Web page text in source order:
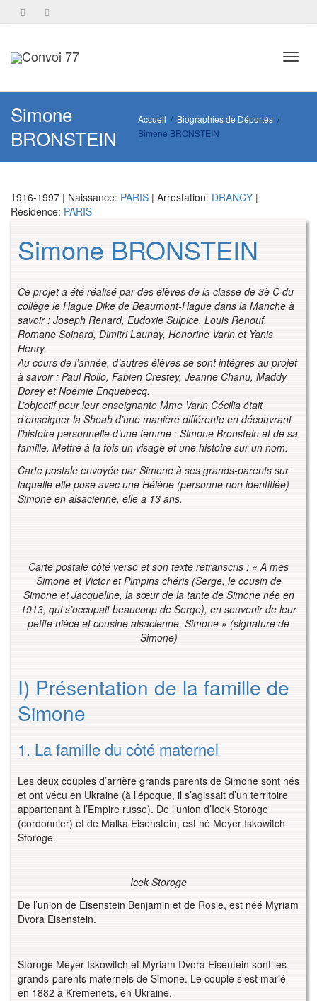
Simone
BRONSTEIN
Accueil
Biographies de Déportés
Simone BRONSTEIN
1916-1997 | Naissance: PARIS | Arrestation: DRANCY |
Résidence: PARIS
Simone BRONSTEIN
Ce projet a été réalisé par des élèves de la classe de 3è C du
collège le Hague Dike de Beaumont-Hague dans la Manche à
savoir : Joseph Renard, Eudoxie Sulpice, Louis Renouf,
Romane Soinard, Dimitri Launay, Honorine Varin et Yanis
Henry.
Au cours de l’année, d’autres élèves se sont intégrés au projet
à savoir : Paul Rollo, Fabien Crestey, Jeanne Chanu, Maddy
Dorey et Noémie Enquebecq.
L’objectif pour leur enseignante Mme Varin Cécilia était
d’enseigner la Shoah d’une manière différente en découvrant
l’histoire personnelle d’une femme : Simone Bronstein et de sa
famille. Mettre à la fois un visage et une histoire sur un nom.
Carte postale envoyée par Simone à ses grands-parents sur
laquelle elle pose avec une Hélène (personne non identifiée)
Simone en alsacienne, elle a 13 ans.
Carte postale côté verso et son texte retranscris : « A mes
Simone et Victor et Pimpins chéris (Serge, le cousin de
Simone et Jacqueline, la sœur de la tante de Simone née en
1913, qui s’occupait beaucoup de Serge), en souvenir de leur
petite nièce et cousine alsacienne. Simone » (signature de
Simone)
I) Présentation de la famille de
Simone
1. La famille du côté maternel
Les deux couples d’arrière grands parents de Simone sont nés
et ont vécu en Ukraine (à l’époque, il s’agissait d’un territoire
appartenant à l’Empire russe). De l’union d’Icek Storoge
(cordonnier) et de Malka Eisenstein, est né Meyer Iskowitch
Storoge.
Icek Storoge
De l’union de Eisenstein Benjamin et de Rosie, est néé Myriam
Dvora Eisenstein.
Storoge Meyer Iskowitch et Myriam Dvora Eisentein sont les
grands-parents maternels de Simone. Le couple s’est marié
en 1882 à Kremenets, en Ukraine.